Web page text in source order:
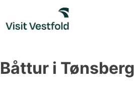
content
Båttur i Tønsberg